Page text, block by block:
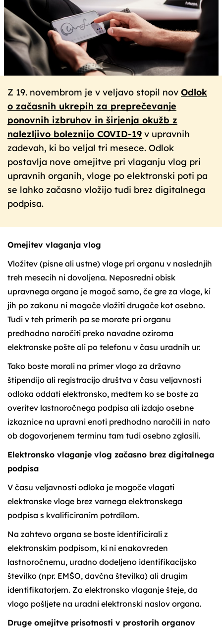
Z 19. novembrom je v veljavo stopil nov Odlok
o začasnih ukrepih za preprečevanje
ponovnih izbruhov in širjenja okužb z
nalezljivo boleznijo COVID-19 v upravnih
zadevah, ki bo veljal tri mesece. Odlok
postavlja nove omejitve pri vlaganju vlog pri
upravnih organih, vloge po elektronski poti pa
se lahko začasno vložijo tudi brez digitalnega
podpisa.
Omejitev vlaganja vlog
Vložitev (pisne ali ustne) vloge pri organu v naslednjih
treh mesecih ni dovoljena. Neposredni obisk
upravnega organa je mogoč samo, če gre za vloge, ki
jih po zakonu ni mogoče vložiti drugače kot osebno.
Tudi v teh primerih pa se morate pri organu
predhodno naročiti preko navadne oziroma
elektronske pošte ali po telefonu v času uradnih ur.
Tako boste morali na primer vlogo za državno
štipendijo ali registracijo društva v času veljavnosti
odloka oddati elektronsko, medtem ko se boste za
overitev lastnoročnega podpisa ali izdajo osebne
izkaznice na upravni enoti predhodno naročili in nato
ob dogovorjenem terminu tam tudi osebno zglasili.
Elektronsko vlaganje vlog začasno brez digitalnega
podpisa
V času veljavnosti odloka je mogoče vlagati
elektronske vloge brez varnega elektronskega
podpisa s kvalificiranim potrdilom.
Na zahtevo organa se boste identificirali z
elektronskim podpisom, ki ni enakovreden
lastnoročnemu, uradno dodeljeno identifikacijsko
številko (npr. EMŠO, davčna številka) ali drugim
identifikatorjem. Za elektronsko vlaganje šteje, da
vlogo pošljete na uradni elektronski naslov organa.
Druge omejitve prisotnosti v prostorih organov